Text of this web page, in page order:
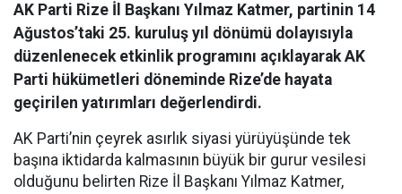
AK Parti Rize İl Başkanı Yılmaz Katmer, partinin 14
Ağustos’taki 25. kuruluş yıl dönümü dolayısıyla
düzenlenecek etkinlik programını açıklayarak AK
Parti hükümetleri döneminde Rize’de hayata
geçirilen yatırımları değerlendirdi.
AK Parti’nin çeyrek asırlık siyasi yürüyüşünde tek
başına iktidarda kalmasının büyük bir gurur vesilesi
olduğunu belirten Rize İl Başkanı Yılmaz Katmer,